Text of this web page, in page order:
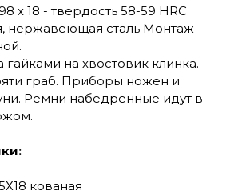
х 18 - твердость 58-59 HRC
нержавеющая сталь Монтаж
гайками на хвостовик клинка.
граб. Приборы ножен и
Ремни набедренные идут в
кованая